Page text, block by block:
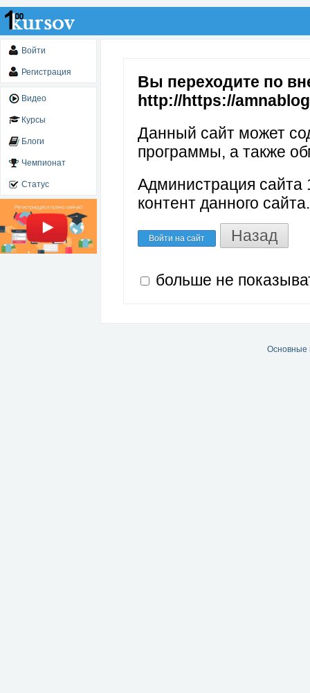
Войти
Регистрация
Видео
Курсы
Блоги
Чемпионат
Статус
Вы переходите по
http://https://
Данный сайт может
программы, а также
Администрация сайта
контент данного сайта.
Войти на сайт Назад
больше не
Основные